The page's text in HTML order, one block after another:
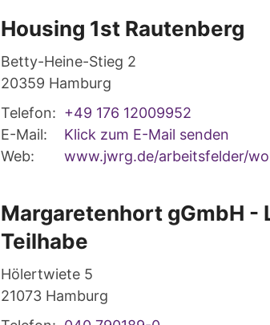
Housing 1st Rautenberg
Betty-Heine-Stieg 2
20359 Hamburg
Telefon: +49 176 12009952
E-Mail:
Klick zum E-Mail senden
Web:
www.jwrg.de/arbeitsfelder/
Margaretenhort gGmbH -
Teilhabe
Hölertwiete 5
21073 Hamburg